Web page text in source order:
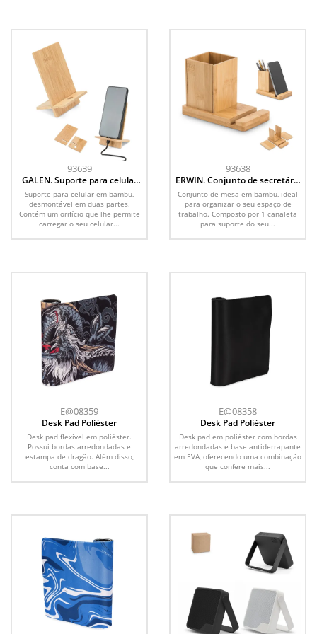
93639
GALEN. Suporte para celular
em bambu, desmontável em
duas partes
Suporte para celular em bambu,
desmontável em duas partes.
Contém um orifício que lhe permite
carregar o seu celular...
93638
ERWIN. Conjunto de secretária
com suporte para celular e
copo, em bambu
Conjunto de mesa em bambu, ideal
para organizar o seu espaço de
trabalho. Composto por 1 canaleta
para suporte do seu...
E@08359
Desk Pad Poliéster
Desk pad flexível em poliéster.
Possui bordas arredondadas e
estampa de dragão. Além disso,
conta com base...
E@08358
Desk Pad Poliéster
Desk pad em poliéster com bordas
arredondadas e base antiderrapante
em EVA, oferecendo uma combinação
que confere mais...